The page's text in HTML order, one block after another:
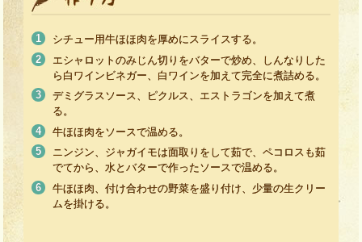
シチュー用牛ほほ肉を厚めにスライスする。
エシャロットのみじん切りをバターで炒め、しんなりした
ら白ワインビネガー、白ワインを加えて完全に煮詰める。
デミグラスソース、ピクルス、エストラゴンを加えて煮
る。
牛ほほ肉をソースで温める。
ニンジン、ジャガイモは面取りをして茹で、ペコロスも茹
でてから、水とバターで作ったソースで温める。
牛ほほ肉、付け合わせの野菜を盛り付け、少量の生クリー
ムを掛ける。